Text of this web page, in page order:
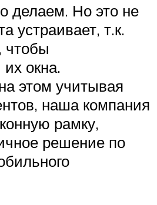
делаем. Но это не
устраивает, т.к.
чтобы
окна.
этом учитывая
наша компания
рамку,
решение по